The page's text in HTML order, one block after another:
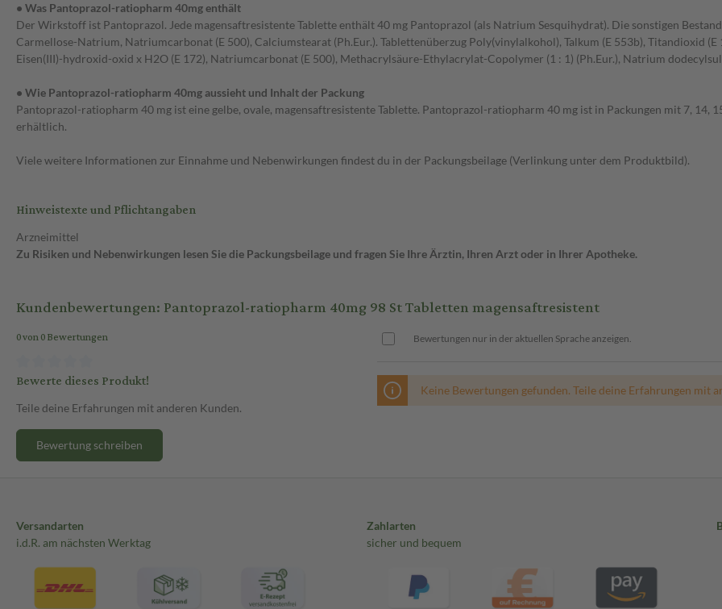
• Was Pantoprazol-ratiopharm 40mg enthält
Der Wirkstoff ist Pantoprazol. Jede magensaftresistente Tablette enthält 40 mg Pantoprazol (als Natrium Sesquihydrat). Die sonstigen
Carmellose-Natrium, Natriumcarbonat (E 500), Calciumstearat (Ph.Eur.). Tablettenüberzug Poly(vinylalkohol), Talkum (E 553b), Titandioxid
Eisen(III)-hydroxid-oxid x H2O (E 172), Natriumcarbonat (E 500), Methacrylsäure-Ethylacrylat-Copolymer (1 : 1) (Ph.Eur.), Natrium
• Wie Pantoprazol-ratiopharm 40mg aussieht und Inhalt der Packung
Pantoprazol-ratiopharm 40 mg ist eine gelbe, ovale, magensaftresistente Tablette. Pantoprazol-ratiopharm 40 mg ist in Packungen mit 7, 14,
erhältlich.
Viele weitere Informationen zur Einnahme und Nebenwirkungen findest du in der Packungsbeilage (Verlinkung unter dem Produktbild).
Hinweistexte und Pflichtangaben
Arzneimittel
Zu Risiken und Nebenwirkungen lesen Sie die Packungsbeilage und fragen Sie Ihre Ärztin, Ihren Arzt oder in Ihrer Apotheke.
Kundenbewertungen: Pantoprazol-ratiopharm 40mg 98 St Tabletten magensaftresistent
0 von 0 Bewertungen
Bewerte dieses Produkt!
Teile deine Erfahrungen mit anderen Kunden.
Bewertung schreiben
Bewertungen nur in der aktuellen Sprache anzeigen.
Keine Bewertungen gefunden. Teile deine Erfahrungen mit
Versandarten
i.d.R. am nächsten Werktag
Zahlarten
sicher und bequem